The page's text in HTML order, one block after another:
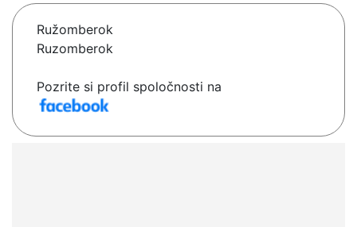
Ružomberok
Ruzomberok
Pozrite si profil spoločnosti na